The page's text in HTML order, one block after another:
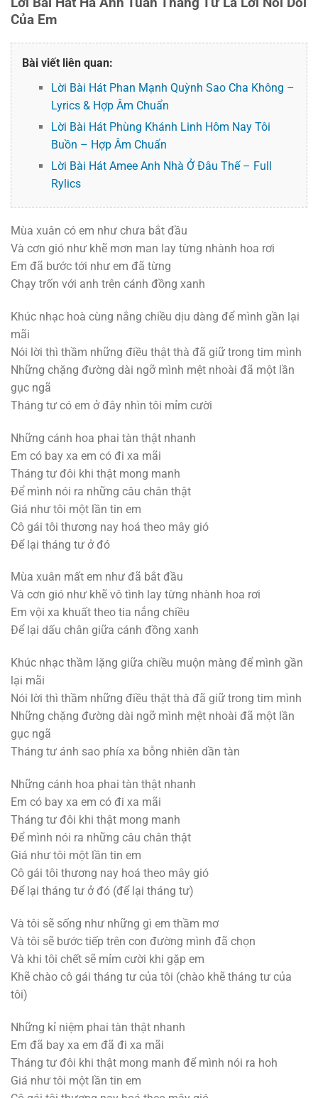
Của Em
Bài viết liên quan:
Lời Bài Hát Phan Mạnh Quỳnh Sao Cha Không –
Lyrics & Hợp Âm Chuẩn
Lời Bài Hát Phùng Khánh Linh Hôm Nay Tôi
Buồn – Hợp Âm Chuẩn
Lời Bài Hát Amee Anh Nhà Ở Đâu Thế – Full
Rylics
Mùa xuân có em như chưa bắt đầu
Và cơn gió như khẽ mơn man lay từng nhành hoa rơi
Em đã bước tới như em đã từng
Chạy trốn với anh trên cánh đồng xanh
Khúc nhạc hoà cùng nắng chiều dịu dàng để mình gần lại
mãi
Nói lời thì thầm những điều thật thà đã giữ trong tim mình
Những chặng đường dài ngỡ mình mệt nhoài đã một lần
gục ngã
Tháng tư có em ở đây nhìn tôi mỉm cười
Những cánh hoa phai tàn thật nhanh
Em có bay xa em có đi xa mãi
Tháng tư đôi khi thật mong manh
Để mình nói ra những câu chân thật
Giá như tôi một lần tin em
Cô gái tôi thương nay hoá theo mây gió
Để lại tháng tư ở đó
Mùa xuân mất em như đã bắt đầu
Và cơn gió như khẽ vô tình lay từng nhành hoa rơi
Em vội xa khuất theo tia nắng chiều
Để lại dấu chân giữa cánh đồng xanh
Khúc nhạc thầm lặng giữa chiều muộn màng để mình gần
lại mãi
Nói lời thì thầm những điều thật thà đã giữ trong tim mình
Những chặng đường dài ngỡ mình mệt nhoài đã một lần
gục ngã
Tháng tư ánh sao phía xa bỗng nhiên dần tàn
Những cánh hoa phai tàn thật nhanh
Em có bay xa em có đi xa mãi
Tháng tư đôi khi thật mong manh
Để mình nói ra những câu chân thật
Giá như tôi một lần tin em
Cô gái tôi thương nay hoá theo mây gió
Để lại tháng tư ở đó (để lại tháng tư)
Và tôi sẽ sống như những gì em thầm mơ
Và tôi sẽ bước tiếp trên con đường mình đã chọn
Và khi tôi chết sẽ mỉm cười khi gặp em
Khẽ chào cô gái tháng tư của tôi (chào khẽ tháng tư của
tôi)
Những kỉ niệm phai tàn thật nhanh
Em đã bay xa em đã đi xa mãi
Tháng tư đôi khi thật mong manh để mình nói ra hoh
Giá như tôi một lần tin em